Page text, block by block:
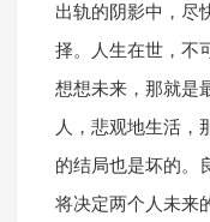
出轨的阴影中，尽
择。人生在世，不
想想未来，那就是
人，悲观地生活，
的结局也是坏的。
将决定两个人未来